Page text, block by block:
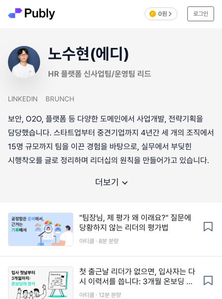
0원 로그인
노수현(에디)
HR 플랫폼 신사업팀/운영팀 리드
LINKEDIN BRUNCH
보안, O2O, 플랫폼 등 다양한 도메인에서 사업개발, 전략기획을
담당했습니다. 스타트업부터 중견기업까지 4년간 세 개의 조직에서
15명 규모까지 팀을 이끈 경험을 바탕으로, 실무에서 부딪힌
더보기
"팀장님, 제 평가 왜 이래요?" 질문에
당황하지 않는 리더의 평가법
아티클 · 8분 분량
첫 출근날 리더가 없으면, 입사자는 다
시 이력서를 씁니다: 3개월 온보딩 가
이드
아티클 · 12분 분량